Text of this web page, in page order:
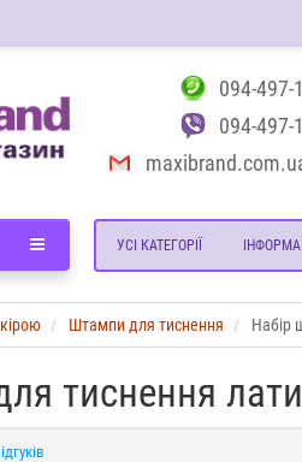
094-497-
094-497-
УСІ КАТЕГОРІЇ
Штампи для тиснення Набір
тиснення